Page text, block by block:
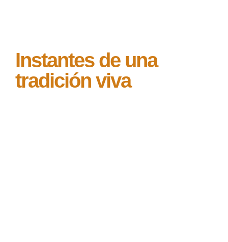
Instantes de una
tradición viva